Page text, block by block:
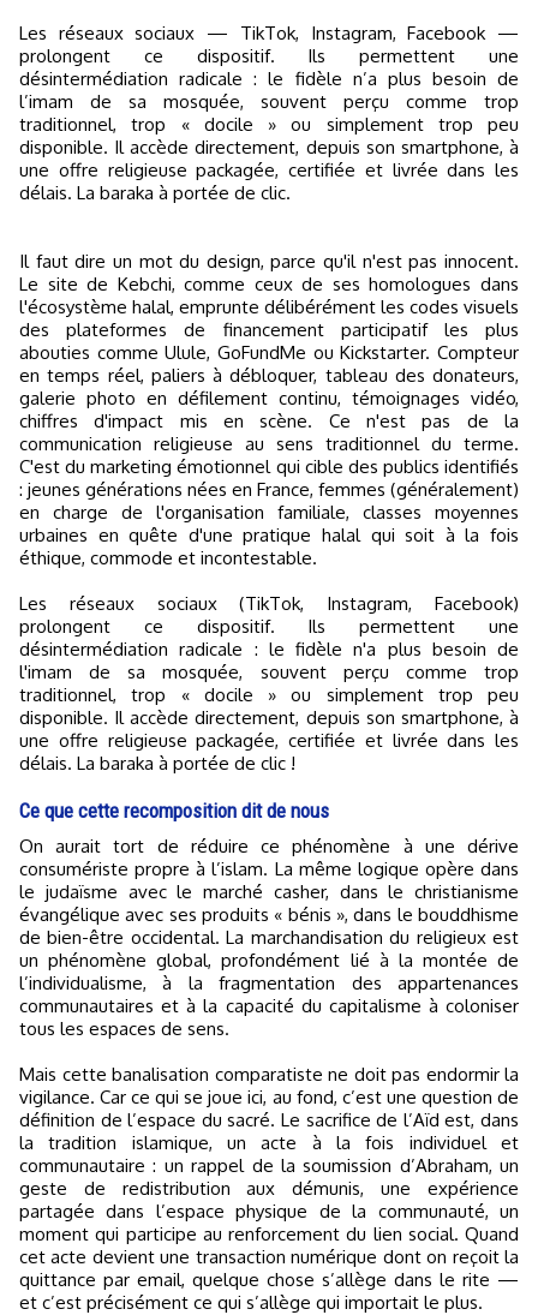
Les réseaux sociaux — TikTok, Instagram, Facebook —
prolongent ce dispositif. Ils permettent une
désintermédiation radicale : le fidèle n’a plus besoin de
l’imam de sa mosquée, souvent perçu comme trop
traditionnel, trop « docile » ou simplement trop peu
disponible. Il accède directement, depuis son smartphone, à
une offre religieuse packagée, certifiée et livrée dans les
délais. La baraka à portée de clic.
Il faut dire un mot du design, parce qu'il n'est pas innocent.
Le site de Kebchi, comme ceux de ses homologues dans
l'écosystème halal, emprunte délibérément les codes visuels
des plateformes de financement participatif les plus
abouties comme Ulule, GoFundMe ou Kickstarter. Compteur
en temps réel, paliers à débloquer, tableau des donateurs,
galerie photo en défilement continu, témoignages vidéo,
chiffres d'impact mis en scène. Ce n'est pas de la
communication religieuse au sens traditionnel du terme.
C'est du marketing émotionnel qui cible des publics identifiés
: jeunes générations nées en France, femmes (généralement)
en charge de l'organisation familiale, classes moyennes
urbaines en quête d'une pratique halal qui soit à la fois
éthique, commode et incontestable.
Les réseaux sociaux (TikTok, Instagram, Facebook)
prolongent ce dispositif. Ils permettent une
désintermédiation radicale : le fidèle n'a plus besoin de
l'imam de sa mosquée, souvent perçu comme trop
traditionnel, trop « docile » ou simplement trop peu
disponible. Il accède directement, depuis son smartphone, à
une offre religieuse packagée, certifiée et livrée dans les
délais. La baraka à portée de clic !
Ce que cette recomposition dit de nous
On aurait tort de réduire ce phénomène à une dérive
consumériste propre à l’islam. La même logique opère dans
le judaïsme avec le marché casher, dans le christianisme
évangélique avec ses produits « bénis », dans le bouddhisme
de bien-être occidental. La marchandisation du religieux est
un phénomène global, profondément lié à la montée de
l’individualisme, à la fragmentation des appartenances
communautaires et à la capacité du capitalisme à coloniser
tous les espaces de sens.
Mais cette banalisation comparatiste ne doit pas endormir la
vigilance. Car ce qui se joue ici, au fond, c’est une question de
définition de l’espace du sacré. Le sacrifice de l’Aïd est, dans
la tradition islamique, un acte à la fois individuel et
communautaire : un rappel de la soumission d’Abraham, un
geste de redistribution aux démunis, une expérience
partagée dans l’espace physique de la communauté, un
moment qui participe au renforcement du lien social. Quand
cet acte devient une transaction numérique dont on reçoit la
quittance par email, quelque chose s’allège dans le rite —
et c’est précisément ce qui s’allège qui importait le plus.